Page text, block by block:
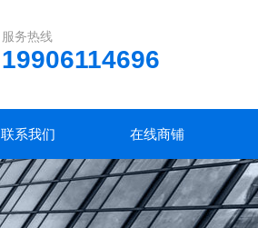
服务热线
19906114696
联系我们 在线商铺